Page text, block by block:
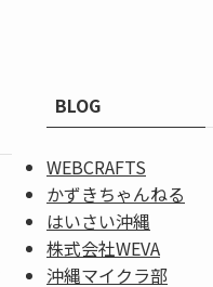
BLOG
WEBCRAFTS
かずきちゃんねる
はいさい沖縄
株式会社WEVA
沖縄マイクラ部